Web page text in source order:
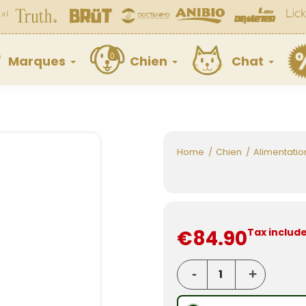
Marques Chien Chat
Home Chien
€84.90Tax